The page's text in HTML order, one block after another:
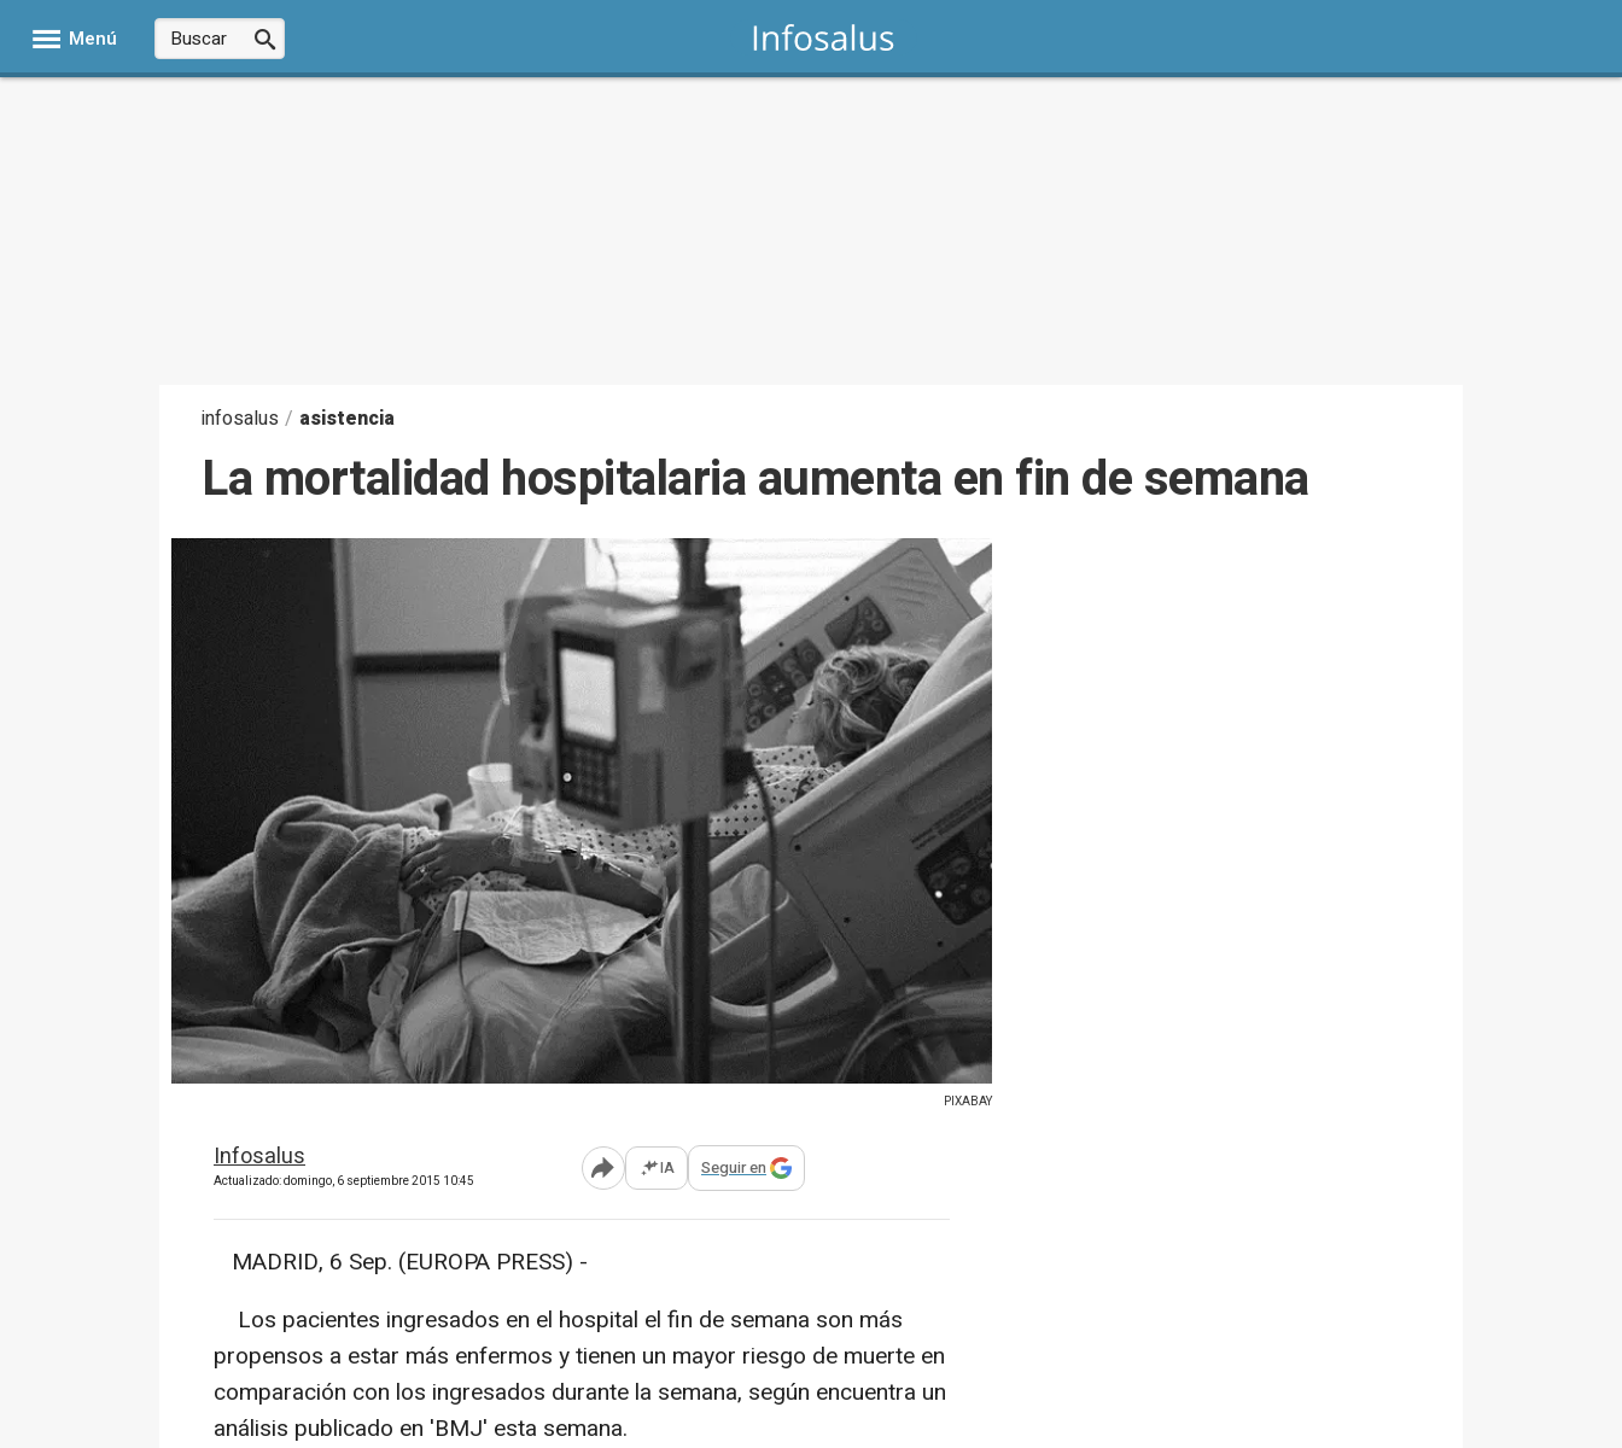
Menú
infosalus / asistencia
La mortalidad hospitalaria aumenta en fin de semana
PIXABAY
Infosalus
Actualizado: domingo, 6 septiembre 2015 10:45 Abrir opciones para compartir
IA Seguir en
MADRID, 6 Sep. (EUROPA PRESS) -
Los pacientes ingresados en el hospital el fin de semana son más
propensos a estar más enfermos y tienen un mayor riesgo de muerte en
comparación con los ingresados durante la semana, según encuentra un
análisis publicado en 'BMJ' esta semana.